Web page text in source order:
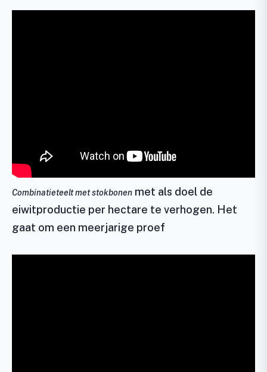
Combinatieteelt met stokbonen met als doel de
eiwitproductie per hectare te verhogen. Het
gaat om een meerjarige proef